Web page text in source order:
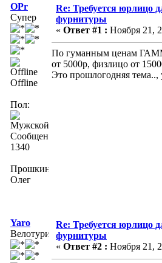
OPr
Супер
Offline
Пол:
Сообщений:
1340
Прошкин
Олег
Re: Требуется юрлицо
фурнитуры
« Ответ #1 : Ноября 21,
По гуманным ценам
от 5000р, физлицо от
Это прошлогодняя тема..,
Yaro
Велотурист
Re: Требуется юрлицо
фурнитуры
« Ответ #2 : Ноября 21,